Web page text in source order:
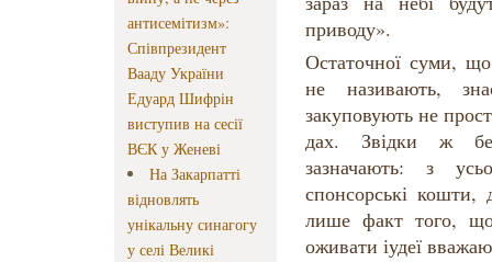
антисемітизм»:
Співпрезидент
Вааду України
Едуард Шифрін
виступив на сесії
ВЄК у Женеві
На Закарпатті
відновлять
унікальну синагогу
у селі Великі
приводу».
Остаточної суми, що
не називають,
закуповують не
дах. Звідки ж
зазначають: з
спонсорські кошти,
лише факт того, що
оживати іудеї